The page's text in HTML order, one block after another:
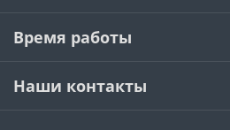
Время работы
Наши контакты